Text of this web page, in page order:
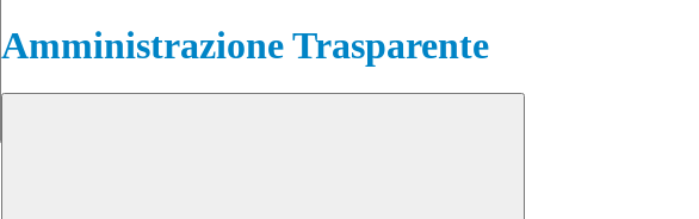
Amministrazione Trasparente